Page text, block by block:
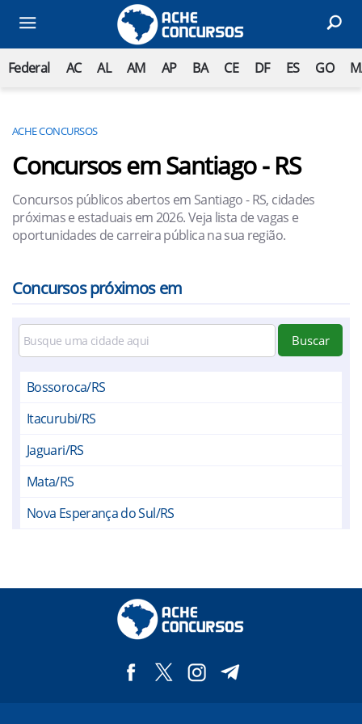
Federal AC AL AM AP BA CE DF ES GO
ACHE CONCURSOS
Concursos em Santiago - RS
Concursos públicos abertos em Santiago - RS, cidades
próximas e estaduais em 2026. Veja lista de vagas e
oportunidades de carreira pública na sua região.
Concursos próximos em
Buscar
Bossoroca/RS
Itacurubi/RS
Jaguari/RS
Mata/RS
Nova Esperança do Sul/RS